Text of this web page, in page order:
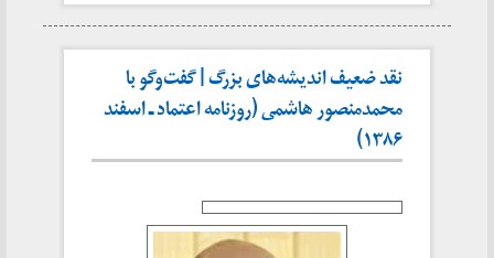
نقد ضعیف اندیشه‌های بزرگ | گفت‌وگو با
محمدمنصور هاشمی (روزنامه اعتماد ـ اسفند
۱۳۸۶)